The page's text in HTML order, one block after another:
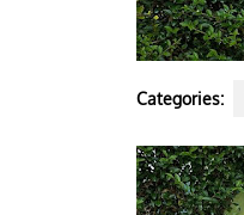
Categories: